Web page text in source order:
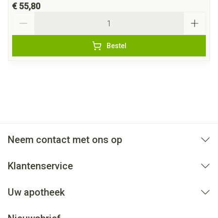
€ 55,80
Bestel
Neem contact met ons op
Klantenservice
Uw apotheek